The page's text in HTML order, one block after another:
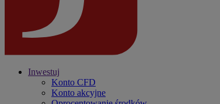
Inwestuj
Konto CFD
Konto akcyjne